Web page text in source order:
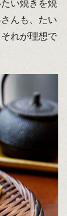
い焼きを焼
んも、たい
れが理想で